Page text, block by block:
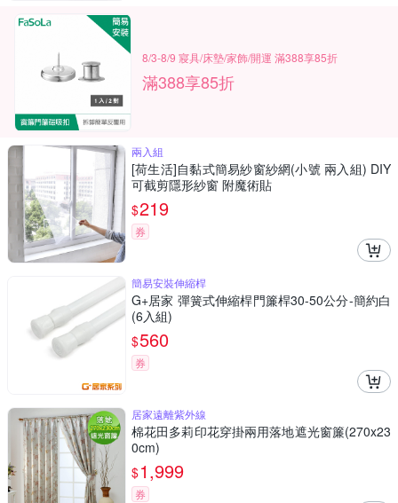
8/3-8/9 寢具/床墊/家飾/開運 滿388享85折
滿388享85折
兩入組
[荷生活]自黏式簡易紗窗紗網(小號 兩入組) DIY
可截剪隱形紗窗 附魔術貼
$219
券
簡易安裝伸縮桿
G+居家 彈簧式伸縮桿門簾桿30-50公分-簡約白
(6入組)
$560
券
居家遠離紫外線
棉花田多莉印花穿掛兩用落地遮光窗簾(270x23
0cm)
$1,999
券